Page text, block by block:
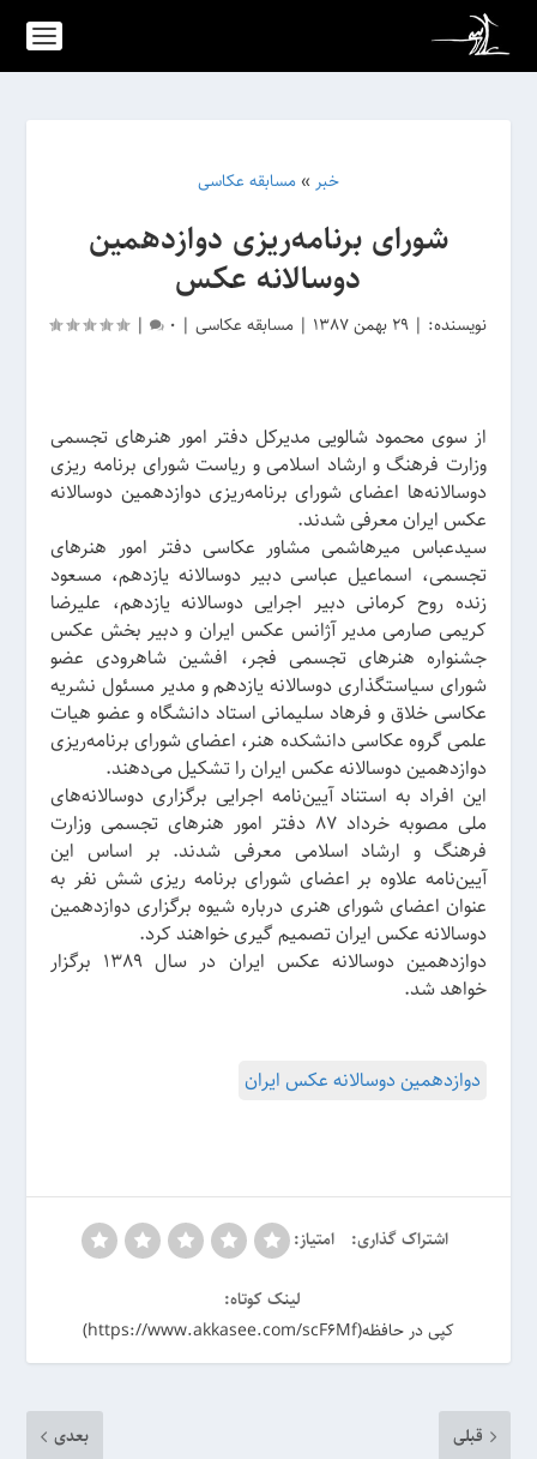
خبر » مسابقه عکاسی
شورای برنامه‌ریزی دوازدهمین
دوسالانه عکس
نویسنده: |29 بهمن 1387 | مسابقه عکاسی |
0
|
از سوی محمود شالویی مدیرکل دفتر امور هنرهای تجسمی
وزارت فرهنگ و ارشاد اسلامی و ریاست شورای برنامه ریزی
دوسالانه‌ها اعضای شورای برنامه‌ریزی دوازدهمین دوسالانه
عکس ایران معرفی شدند.
سیدعباس میرهاشمی مشاور عکاسی دفتر امور هنرهای
تجسمی، اسماعیل عباسی دبیر دوسالانه یازدهم، مسعود
زنده روح کرمانی دبیر اجرایی دوسالانه یازدهم، علیرضا
کریمی صارمی مدیر آژانس عکس ایران و دبیر بخش عکس
جشنواره هنرهای تجسمی فجر، افشین شاهرودی عضو
شورای سیاستگذاری دوسالانه یازدهم و مدیر مسئول نشریه
عکاسی خلاق و فرهاد سلیمانی استاد دانشگاه و عضو هیات
علمی گروه عکاسی دانشکده هنر، اعضای شورای برنامه‌ریزی
دوازدهمین دوسالانه عکس ایران را تشکیل می‌دهند.
این افراد به استناد آیین‌نامه اجرایی برگزاری دوسالانه‌های
ملی مصوبه خرداد 87 دفتر امور هنرهای تجسمی وزارت
فرهنگ و ارشاد اسلامی معرفی شدند. بر اساس این
آیین‌نامه علاوه بر اعضای شورای برنامه ریزی شش نفر به
عنوان اعضای شورای هنری درباره شیوه برگزاری دوازدهمین
دوسالانه عکس ایران تصمیم گیری خواهند کرد.
دوازدهمین دوسالانه عکس ایران در سال 1389 برگزار
خواهد شد.
دوازدهمین دوسالانه عکس ایران
اشتراک گذاری: امتیاز:
لینک کوتاه:
کپی در حافظه(https://www.akkasee.com/scF6Mf)
قبلی بعدی